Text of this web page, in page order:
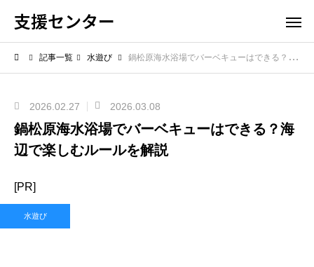
支援センター
記事一覧 水遊び 鍋松原海水浴場でバーベキューはできる？海辺で楽しむルールを解説
2026.02.27 2026.03.08
鍋松原海水浴場でバーベキューはできる？海
辺で楽しむルールを解説
[PR]
水遊び